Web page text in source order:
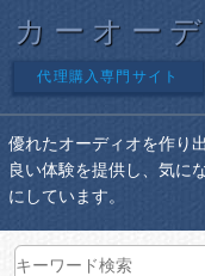
カーオー
代理購入専門サイト
優れたオーディオを作り
良い体験を提供し、気に
にしています。